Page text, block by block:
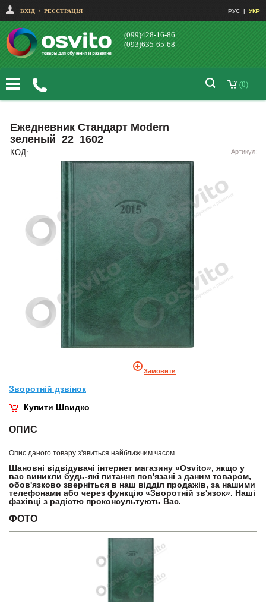
ВХІД / РЕЄСТРАЦІЯ РУС | УКР
(099)428-16-86
(093)635-65-68
(0)
Ежедневник Стандарт Modern
зеленый_22_1602
КОД: Артикул:
Замовити
Зворотнiй дзвiнок
Купити Швидко
ОПИС
Опис даного товару з'явиться найближчим часом
Шановні відвідувачі інтернет магазину «Osvito», якщо у
вас виникли будь-які питання пов'язані з даним товаром,
обов'язково зверніться в наш відділ продажів, за нашими
телефонами або через функцію «Зворотній зв'язок». Наші
фахівці з радістю проконсультують Вас.
ФОТО